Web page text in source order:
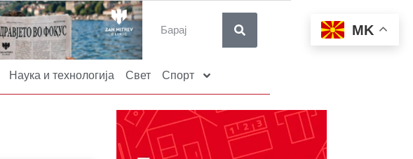
Наука и технологија Свет Спорт
MK